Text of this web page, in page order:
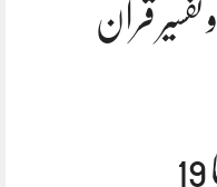
تفسیر قرآن